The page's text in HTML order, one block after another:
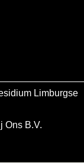
Limburgse
Ons B.V.